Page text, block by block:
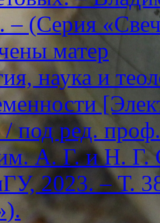
– (Серия
матер
наука и
/ под ред.
А. Г. и Н. Г.
2023. – Т.